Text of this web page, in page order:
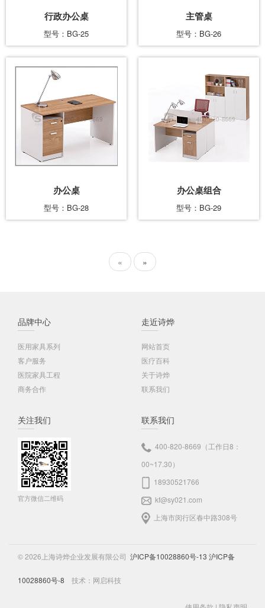
行政办公桌
型号：BG-25
主管桌
型号：BG-26
办公桌
型号：BG-28
办公桌组合
型号：BG-29
« »
品牌中心
医用家具系列
客户服务
医院家具工程
商务合作
走近诗烨
网站首页
医疗百科
关于诗烨
联系我们
关注我们
官方微信二维码
联系我们
400-820-8669（工作日8：
00~17.30）
18930521766
kf@sy021.com
上海市闵行区春中路308号
© 2026上海诗烨企业发展有限公司 沪ICP备10028860号-13 沪ICP备
10028860号-8 技术： 网启科技